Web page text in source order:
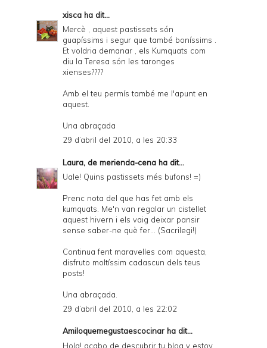
xisca ha dit...
Mercè , aquest pastissets són
guapíssims i segur que també boníssims .
Et voldria demanar , els Kumquats com
diu la Teresa són les taronges
xienses????
Amb el teu permís també me l'apunt en
aquest.
Una abraçada
29 d’abril del 2010, a les 20:33
Laura, de merienda-cena ha dit...
Uale! Quins pastissets més bufons! =)
Prenc nota del que has fet amb els
kumquats. Me'n van regalar un cistellet
aquest hivern i els vaig deixar pansir
sense saber-ne què fer... (Sacrilegi!)
Continua fent maravelles com aquesta,
disfruto moltíssim cadascun dels teus
posts!
Una abraçada.
29 d’abril del 2010, a les 22:02
Amiloquemegustaescocinar ha dit...
Hola! acabo de descubrir tu blog y estoy